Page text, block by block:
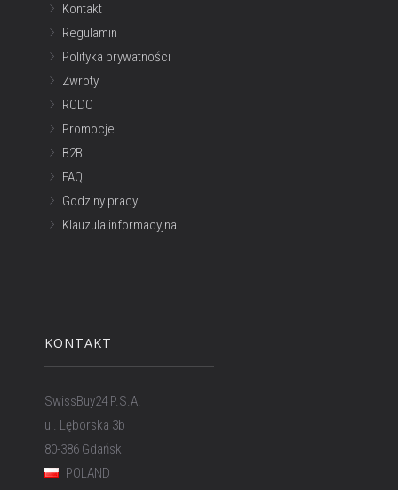
Kontakt
Regulamin
Polityka prywatności
Zwroty
RODO
Promocje
B2B
FAQ
Godziny pracy
Klauzula informacyjna
KONTAKT
SwissBuy24 P.S.A.
ul. Lęborska 3b
80-386 Gdańsk
POLAND